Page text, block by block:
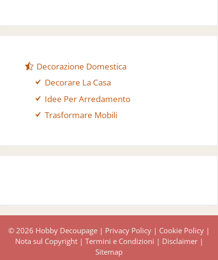
Decorazione Domestica
Decorare La Casa
Idee Per Arredamento
Trasformare Mobili
© 2026 Hobby Decoupage | Privacy Policy | Cookie Policy |
Nota sul Copyright| Termini e Condizioni | Disclaimer|
Sitemap